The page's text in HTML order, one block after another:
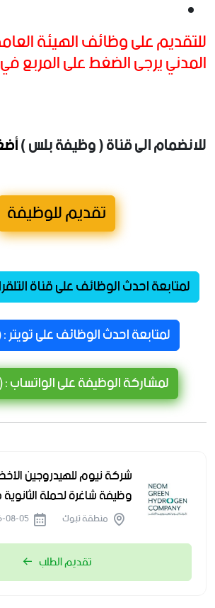
للتقديم على وظائف الهيئة
المدني يرجى الضغط على المربع
للانضمام الى قناة ( وظيفة بلس )
تقديم للوظيفة
لمتابعة احدث الوظائف على قناة
لمتابعة احدث الوظائف على
لمشاركة الوظيفة على
وظيفة شاغرة لحملة
منطقة تبوك
تقديم الطلب